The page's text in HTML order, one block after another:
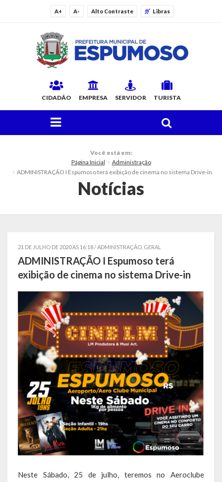
A+ A- Alto Contraste Libras
CIDADÃO EMPRESA SERVIDOR TURISTA
Histórico
Governo
Conselhos Municipais
Gabinete do Prefeito Municipal
Procuradoria e Assessoria Jurídica
Coordenadoria do Sistema de Controle Interno
Acompanhamento de Ações e Obras
Secretarias Municipais
Fazenda
Agricultura e Meio Ambiente
Assistência Social e Habitação
Você está em:
Página Inicial
Administração
ADMINISTRAÇÃO I Espumoso terá exibição de cinema no sistema Drive-in
Notícias
21 DE JULHO DE 2020 AS 16:18 /ADMINISTRAÇÃO GERAL
ADMINISTRAÇÃO I Espumoso terá
exibição de cinema no sistema Drive-in
Neste Sábado, 25 de julho, teremos no Aeroclube